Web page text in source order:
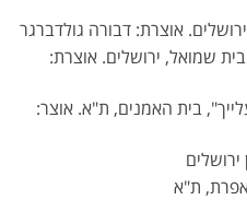
בית שמואל, ירושלים. אוצרת:
בית האמנים, ת"א. אוצר: